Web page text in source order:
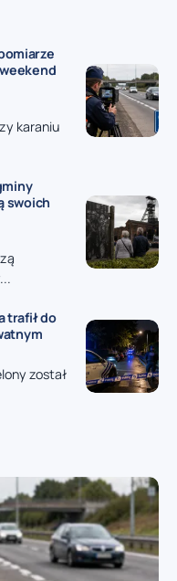
karaniu
swoich
trafił do
został